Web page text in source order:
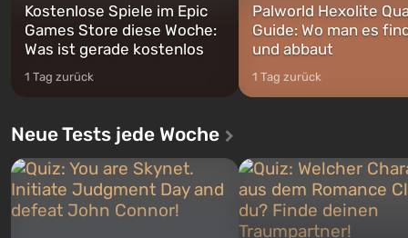
Kostenlose Spiele im Epic
Games Store diese Woche:
Was ist gerade kostenlos
1 Tag zurück
Palworld Hexolite
Guide: Wo man es
und abbaut
1 Tag zurück
Neue Tests jede Woche